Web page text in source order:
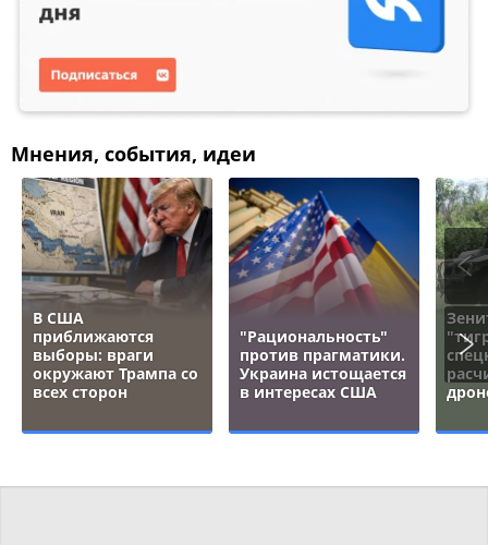
Мнения, события, идеи
В США
приближаются
выборы: враги
окружают Трампа со
всех сторон
"Рациональность"
против прагматики.
Украина истощается
в интересах США